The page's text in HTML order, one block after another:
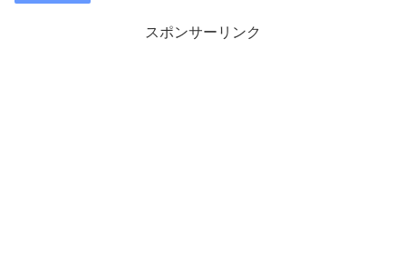
スポンサーリンク